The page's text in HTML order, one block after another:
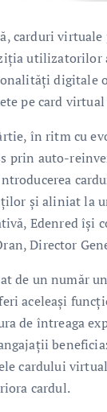
carduri
digitale
pe card
în ritm cu
prin auto-
și aliniat la
Edenred își
Director
de un număr
aceleași
de întreaga
cardului
cardul.